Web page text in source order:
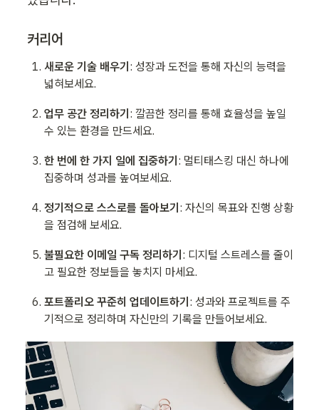
커리어
새로운 기술 배우기 : 성장과 도전을 통해 자신의 능력을
넓혀보세요.
업무 공간 정리하기 : 깔끔한 정리를 통해 효율성을 높일
수 있는 환경을 만드세요.
한 번에 한 가지 일에 집중하기 : 멀티태스킹 대신 하나에
집중하며 성과를 높여보세요.
정기적으로 스스로를 돌아보기 : 자신의 목표와 진행 상황
을 점검해 보세요.
불필요한 이메일 구독 정리하기 : 디지털 스트레스를 줄이
고 필요한 정보들을 놓치지 마세요.
포트폴리오 꾸준히 업데이트하기 : 성과와 프로젝트를 주
기적으로 정리하며 자신만의 기록을 만들어보세요.